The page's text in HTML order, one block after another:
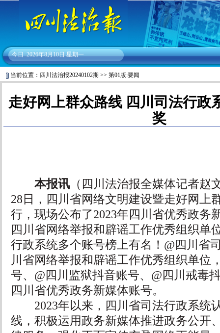
今日 2026年8月10日 星期一
当前位置： 四川法治报20240102期 >> 第01版:要闻
走好网上群众路线 四川司法行政
奖
本报讯 （四川法治报全媒体记者赵
28日，四川省网络文明建设暨走好网上
行，现场公布了2023年四川省优秀政务
四川省网络举报和辟谣工作优秀组织单
行政系统多个账号榜上有名！@四川省
川省网络举报和辟谣工作优秀组织单位
号、@四川监狱抖音账号、@四川戒毒
四川省优秀政务新媒体账号。
2023年以来，四川省司法行政系统
线，积极运用政务新媒体推进政务公开